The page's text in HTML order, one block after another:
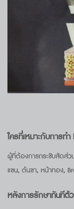
ใครที่เหมาะกับการทำ
ผู้ที่ต้องการกระชับสัดส่ว
แขน, ต้นขา, หน้าทอง,
หลังการรักษาทันทีด้ว